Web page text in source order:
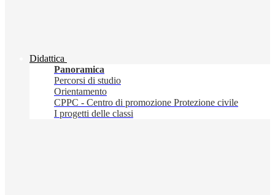
Didattica
Panoramica
Percorsi di studio
Orientamento
CPPC - Centro di promozione Protezione civile
I progetti delle classi